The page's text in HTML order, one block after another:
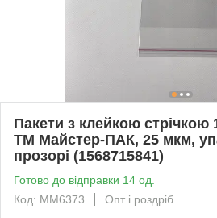
Пакети з клейкою стрічкою
ТМ Майстер-ПАК, 25 мкм,
прозорі (1568715841)
Готово до відправки 14 од.
Код: MM6373
Опт і роздріб